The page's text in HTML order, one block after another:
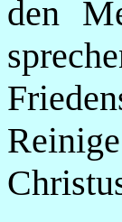
den